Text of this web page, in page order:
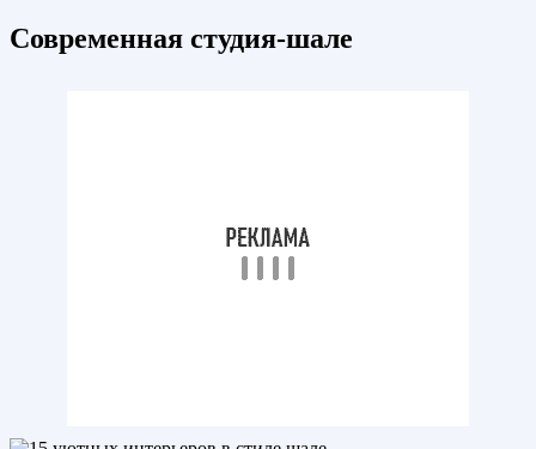
Современная студия-шале